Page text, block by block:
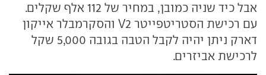
אבל כיד שניה כמובן, במחיר של 112 אלף שקלים.
עם רכישת הסטריטפייטר V2 והסקרמבלר אייקון
דארק ניתן יהיה לקבל הטבה בגובה 5,000 שקל
לרכישת אביזרים.